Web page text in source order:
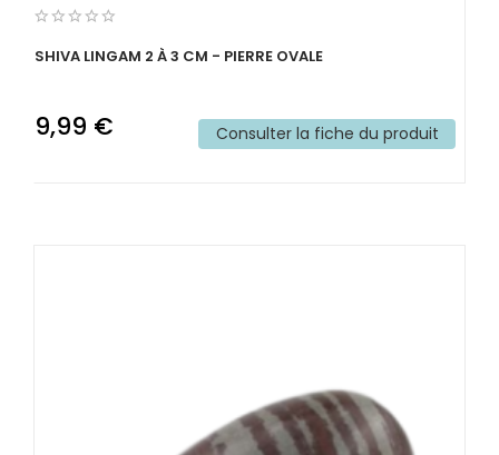
SHIVA LINGAM 2 À 3 CM - PIERRE OVALE
9,99 € Consulter la fiche du produit